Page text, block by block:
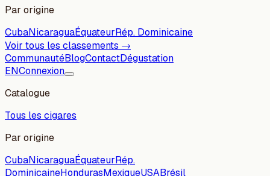
Par origine
CubaNicaraguaÉquateurRép. Dominicaine
Voir tous les classements →
CommunautéBlogContactDégustation
ENConnexion
Catalogue
Tous les cigares
Par origine
CubaNicaraguaÉquateurRép.
DominicaineHondurasMexiqueUSABrésil